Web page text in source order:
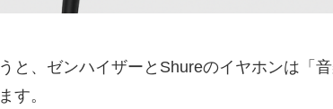
と、ゼンハイザーとShureのイヤホンは「
す。